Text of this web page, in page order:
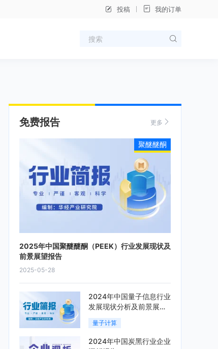
投稿 我的订单
免费报告 更多
2025年中国聚醚醚酮（PEEK）行业发展现状及
前景展望报告
2025-05-28
聚醚醚酮
2024年中国量子信息行业
发展现状分析及前景展望
报告
量子计算
2024年中国炭黑行业企业